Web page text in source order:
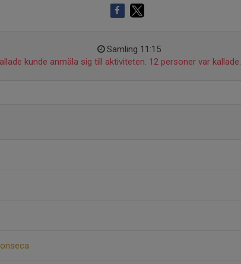
Samling 11:15
kunde anmäla sig till aktiviteten. 12 personer var kallade.